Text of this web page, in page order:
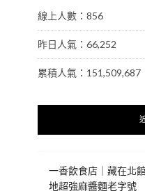
線上人數：856
昨日人氣：66,252
累積人氣：151,509,687
一香飲食店｜藏在北
地超強麻醬麵老字號